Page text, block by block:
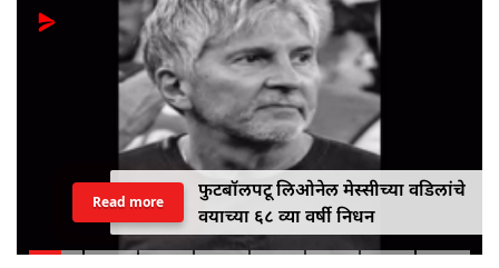
फुटबॉलपटू लिओनेल मेस्सीच्या वडिलांचे
वयाच्या ६८ व्या वर्षी निधन
Read more